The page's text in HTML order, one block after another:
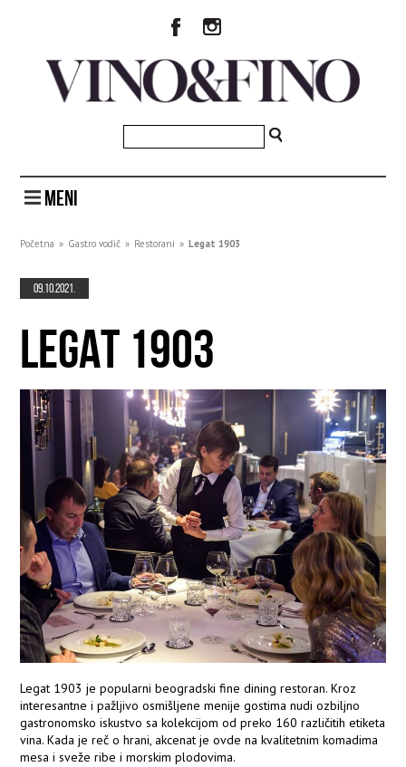
MENI
Početna » Gastro vodič » Restorani » Legat 1903
09.10.2021.
LEGAT 1903
Legat 1903 je popularni beogradski fine dining restoran. Kroz
interesantne i pažljivo osmišljene menije gostima nudi ozbiljno
gastronomsko iskustvo sa kolekcijom od preko 160 različitih etiketa
vina. Kada je reč o hrani, akcenat je ovde na kvalitetnim komadima
mesa i sveže ribe i morskim plodovima.